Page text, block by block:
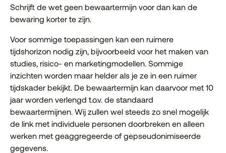
Schrijft de wet geen bewaartermijn voor dan kan de
bewaring korter te zijn.
Voor sommige toepassingen kan een ruimere
tijdshorizon nodig zijn, bijvoorbeeld voor het maken van
studies, risico- en marketingmodellen. Sommige
inzichten worden maar helder als je ze in een ruimer
tijdskader bekijkt. De bewaartermijn kan daarvoor met 10
jaar worden verlengd t.o.v. de standaard
bewaartermijnen. Wij zullen wel steeds zo snel mogelijk
de link met individuele personen doorbreken en alleen
werken met geaggregeerde of gepseudonimiseerde
gegevens.